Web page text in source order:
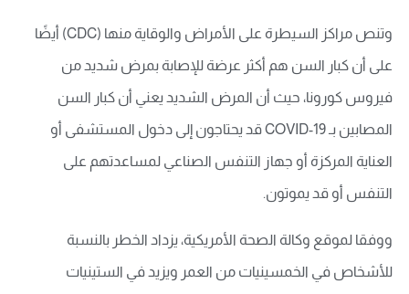
وتنص مراكز السيطرة على الأمراض والوقاية منها (CDC) أيضًا
على أن كبار السن هم أكثر عرضة للإصابة بمرض شديد من
فيروس كورونا، حيث أن المرض الشديد يعني أن كبار السن
المصابين بـ COVID-19 قد يحتاجون إلى دخول المستشفى أو
العناية المركزة أو جهاز التنفس الصناعي لمساعدتهم على
التنفس أو قد يموتون.
ووفقا لموقع وكالة الصحة الأمريكية، يزداد الخطر بالنسبة
للأشخاص في الخمسينيات من العمر ويزيد في الستينيات